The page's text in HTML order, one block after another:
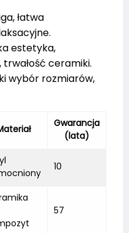
łatwa
estetyka,
ceramiki.
wybór rozmiarów,
Gwarancja
(lata)
10
57